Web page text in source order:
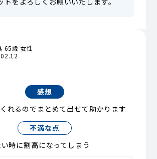
65歳 女性
感想
れるのでまとめて出せて助かります
不満な点
時に割高になってしまう